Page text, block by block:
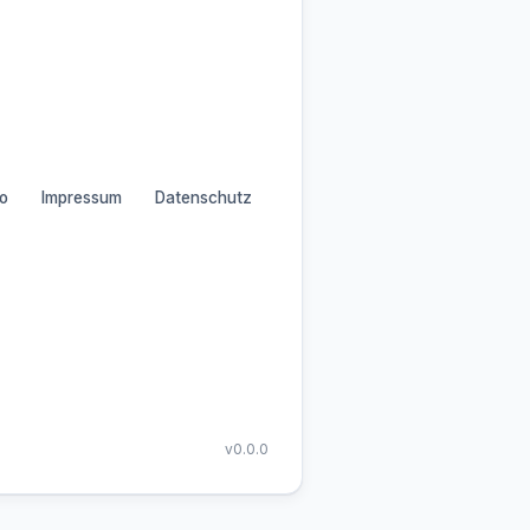
Impressum Datenschutz
v0.0.0